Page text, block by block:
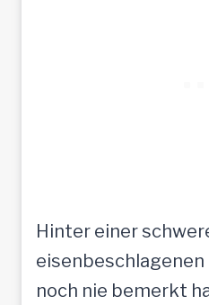
Hinter einer
eisenbeschlagenen
noch nie bemerkt